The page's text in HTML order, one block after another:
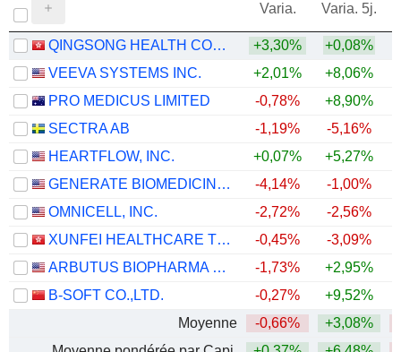
Varia. Varia. 5j.
QINGSONG HEALTH CORPORATION +3,30%
+0,08%
VEEVA SYSTEMS INC.
+2,01% +8,06%
PRO MEDICUS LIMITED
-0,78% +8,90%
SECTRA AB
-1,19% -5,16%
HEARTFLOW, INC.
+0,07%
+5,27%
GENERATE BIOMEDICINES, INC.
-4,14%
-1,00%
OMNICELL, INC.
-2,72% -2,56%
XUNFEI HEALTHCARE TECHNOLOGY CO., LTD.
-0,45% -3,09%
ARBUTUS BIOPHARMA CORPORATION
-1,73% +2,95%
B-SOFT CO.,LTD.
-0,27% +9,52%
Moyenne
-0,66% +3,08%